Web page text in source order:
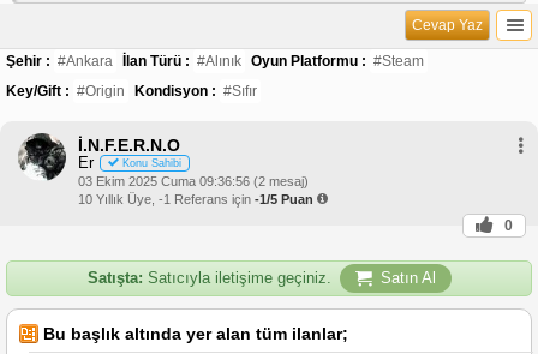
Cevap Yaz
Şehir : #Ankara İlan Türü : #Alınık Oyun Platformu : #Steam
Key/Gift : #Origin Kondisyon : #Sıfır
İ.N.F.E.R.N.O
Er Konu Sahibi
03 Ekim 2025 Cuma 09:36:56 (2 mesaj)
10 Yıllık Üye, -1 Referans için -1/5 Puan
0
Satışta: Satıcıyla iletişime geçiniz. Satın Al
Bu başlık altında yer alan tüm ilanlar;